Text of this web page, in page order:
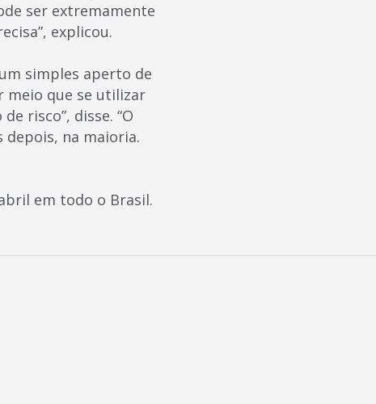
ser extremamente
explicou.
simples aperto de
meio que se utilizar
risco”, disse. “O
na maioria.
em todo o Brasil.